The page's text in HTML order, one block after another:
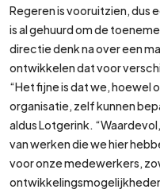
Regeren is vooruitzien, dus
is al gehuurd om de
directie denk na over een
ontwikkelen dat voor
“Het fijne is dat we, hoewel
organisatie, zelf kunnen
aldus Lotgerink.
van werken die we hier
voor onze medewerkers,